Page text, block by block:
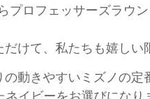
プロフェッサーズラウ
けて、私たちも嬉しい
動きやすいミズノの定
イビーをお選びになり